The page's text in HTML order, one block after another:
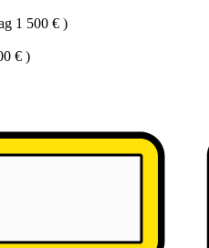
1 500 € )
€ )